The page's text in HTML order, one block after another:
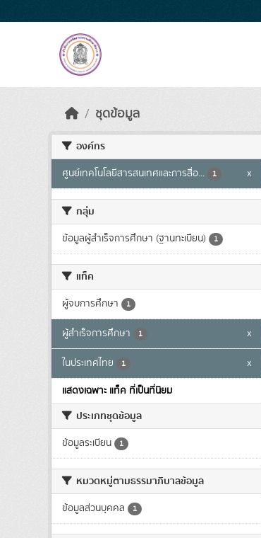
ชุดข้อมูล
องค์กร
ศูนย์เทคโนโลยีสารสนเทศและการสื่อ... 1 x
กลุ่ม
ข้อมูลผู้สำเร็จการศึกษา (ฐานทะเบียน) 1
แท็ค
ผู้จบการศึกษา 1
ผู้สำเร็จการศึกษา 1 x
ในประเทศไทย 1
x
แสดงเฉพาะ แท็ค ที่เป็นที่นิยม
ประเภทชุดข้อมูล
ข้อมูลระเบียน 1
หมวดหมู่ตามธรรมาภิบาลข้อมูล
ข้อมูลส่วนบุคคล 1